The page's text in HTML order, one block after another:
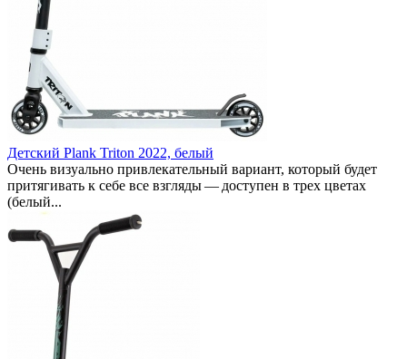
Детский Plank Triton 2022, белый
Очень визуально привлекательный вариант, который будет
притягивать к себе все взгляды — доступен в трех цветах
(белый...